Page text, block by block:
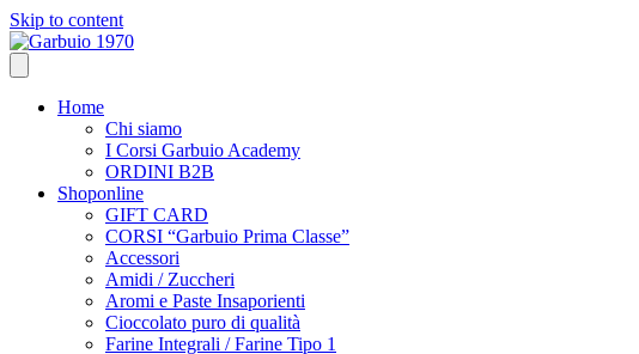
Skip to content
Home
Chi siamo
I Corsi Garbuio Academy
ORDINI B2B
Shoponline
GIFT CARD
CORSI “Garbuio Prima Classe”
Accessori
Amidi / Zuccheri
Aromi e Paste Insaporienti
Cioccolato puro di qualità
Farine Integrali / Farine Tipo 1